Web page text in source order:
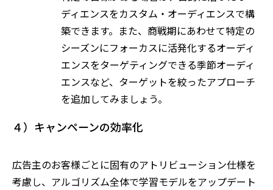
ディエンスをカスタム・オーディエンスで構
築できます。また、商戦期にあわせて特定の
シーズンにフォーカスに活発化するオーディ
エンスをターゲティングできる季節オーディ
エンスなど、ターゲットを絞ったアプローチ
を追加してみましょう。
４）キャンペーンの効率化
広告主のお客様ごとに固有のアトリビューション仕様を
考慮し、アルゴリズム全体で学習モデルをアップデート